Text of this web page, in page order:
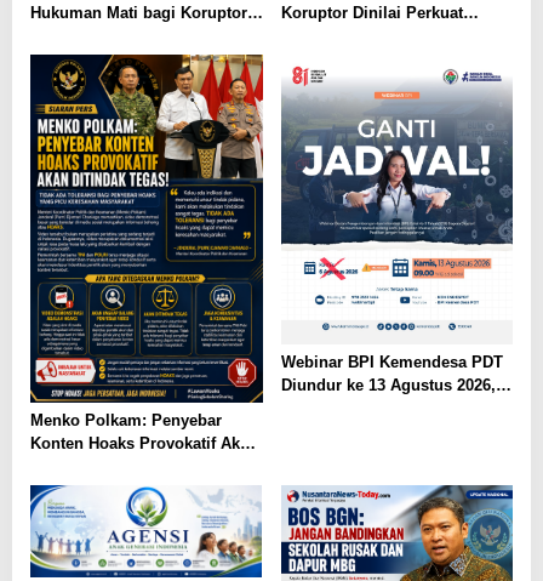
Hukuman Mati bagi Koruptor,
Asasi Manusia
Koruptor Dinilai Perkuat
Menko Polkam: Penyebar
Konten Hoaks Provokatif Akan
Webinar BPI Kemendesa PDT
Diundur ke 13 Agustus 2026,